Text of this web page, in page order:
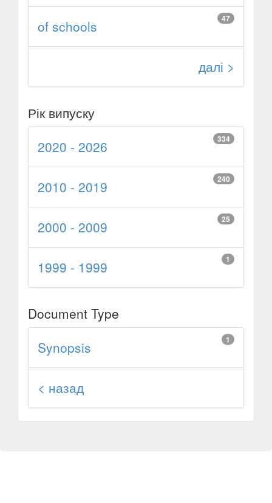
47
of schools
далі >
Рік випуску
334
2020 - 2026
240
2010 - 2019
25
2000 - 2009
1
1999 - 1999
Document Type
1
Synopsis
< назад